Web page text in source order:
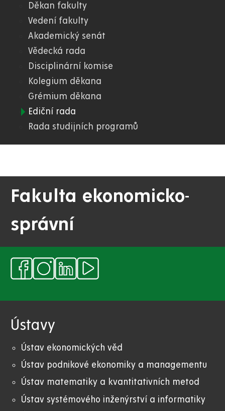
03.
FES
Děkan fakulty
Vedení fakulty
Akademický senát
Vědecká rada
Disciplinární komise
Kolegium děkana
Grémium děkana
Ediční rada
Rada studijních programů
Fakulta ekonomicko-
správní
Ústavy
Ústav ekonomických věd
Ústav podnikové ekonomiky a managementu
Ústav matematiky a kvantitativních metod
Ústav systémového inženýrství a informatiky